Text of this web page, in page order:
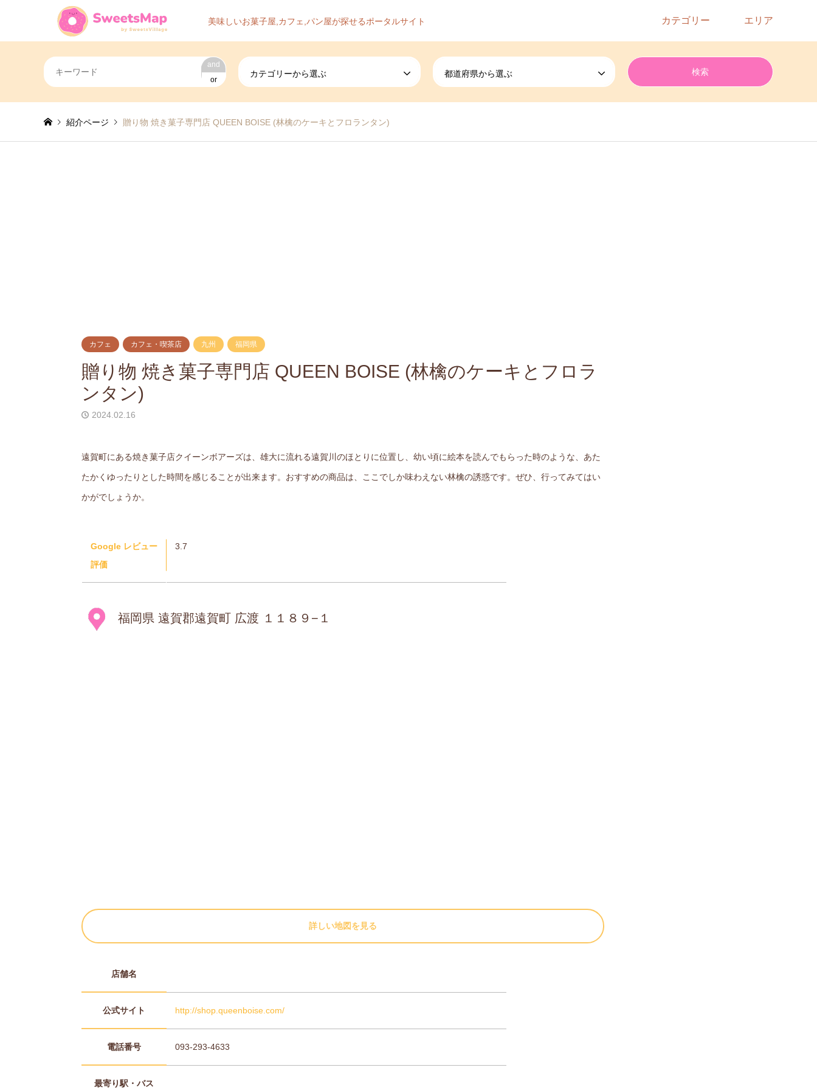
美味しいお菓子屋,カフェ,パン屋が探せるポータルサイト カテゴリー エリア
and
or
カテゴリーから選ぶ 都道府県から選ぶ
紹介ページ 贈り物 焼き菓子専門店 QUEEN BOISE (林檎のケーキとフロランタン)
カフェ カフェ・喫茶店 九州 福岡県
贈り物 焼き菓子専門店 QUEEN BOISE (林檎のケーキとフロラ
ンタン)
2024.02.16
遠賀町にある焼き菓子店クイーンボアーズは、雄大に流れる遠賀川のほとりに位置し、幼い頃に絵本を読んでもらった時のような、あた
たかくゆったりとした時間を感じることが出来ます。おすすめの商品は、ここでしか味わえない林檎の誘惑です。ぜひ、行ってみてはい
かがでしょうか。
Google レビュー
評価
3.7
福岡県 遠賀郡遠賀町 広渡 １１８９−１
詳しい地図を見る
店舗名
公式サイト http://shop.queenboise.com/
電話番号 093-293-4633
最寄り駅・バス